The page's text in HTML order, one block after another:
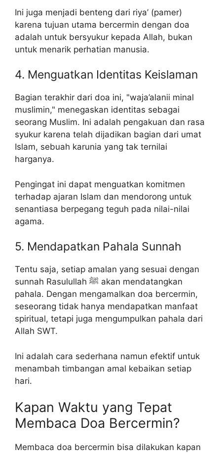
Ini juga menjadi benteng dari riya’ (pamer)
karena tujuan utama bercermin dengan doa
adalah untuk bersyukur kepada Allah, bukan
untuk menarik perhatian manusia.
4. Menguatkan Identitas Keislaman
Bagian terakhir dari doa ini, "waja’alanii minal
muslimin," menegaskan identitas sebagai
seorang Muslim. Ini adalah pengakuan dan rasa
syukur karena telah dijadikan bagian dari umat
Islam, sebuah karunia yang tak ternilai
harganya.
Pengingat ini dapat menguatkan komitmen
terhadap ajaran Islam dan mendorong untuk
senantiasa berpegang teguh pada nilai-nilai
agama.
5. Mendapatkan Pahala Sunnah
Tentu saja, setiap amalan yang sesuai dengan
sunnah Rasulullah ﷺ akan mendatangkan
pahala. Dengan mengamalkan doa bercermin,
seseorang tidak hanya mendapatkan manfaat
spiritual, tetapi juga mengumpulkan pahala dari
Allah SWT.
Ini adalah cara sederhana namun efektif untuk
menambah timbangan amal kebaikan setiap
hari.
Kapan Waktu yang Tepat
Membaca Doa Bercermin?
Membaca doa bercermin bisa dilakukan kapan